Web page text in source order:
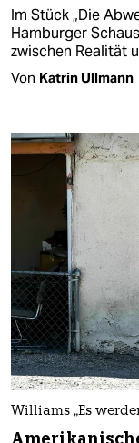
Im Stück „Die
Hamburger
zwischen Realität
Von Katrin Ullmann
Williams „Es